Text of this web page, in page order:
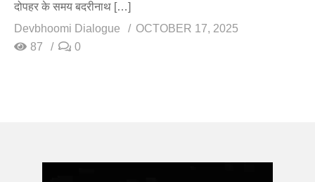
दोपहर के समय बदरीनाथ […]
Devbhoomi Dialogue
OCTOBER 17, 2025
87
0